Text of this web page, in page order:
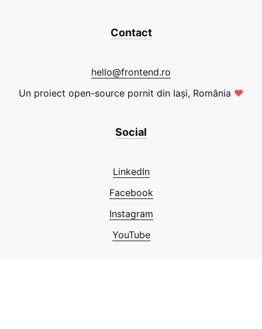
Contact
hello@frontend.ro
Un proiect open-source pornit din Iași, România ❤
Social
LinkedIn
Facebook
Instagram
YouTube